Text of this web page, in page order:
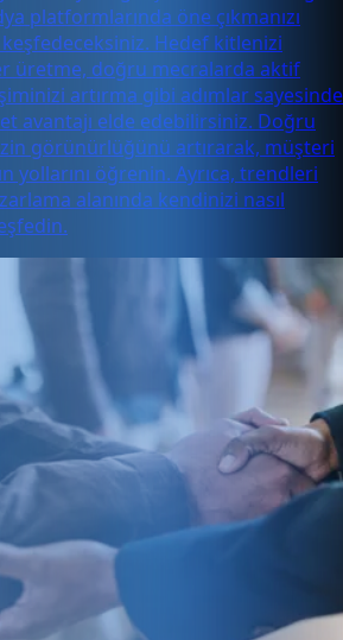
platformlarında öne çıkmanızı
keşfedeceksiniz. Hedef kitlenizi
üretme, doğru mecralarda aktif
artırma gibi adımlar sayesinde
avantajı elde edebilirsiniz. Doğru
görünürlüğünü artırarak, müşteri
yollarını öğrenin. Ayrıca, trendleri
alanında kendinizi nasıl